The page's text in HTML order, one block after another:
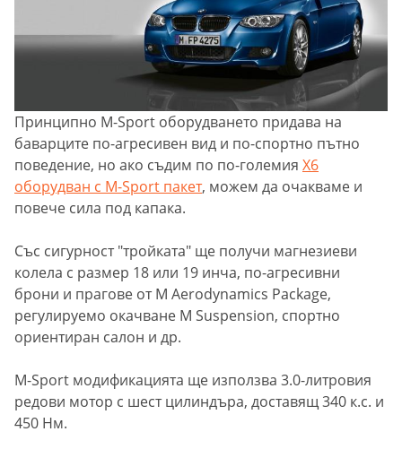
Принципно M-Sport оборудването придава на
баварците по-агресивен вид и по-спортно пътно
поведение, но ако съдим по по-големия X6
оборудван с M-Sport пакет, можем да очакваме и
повече сила под капака.
Със сигурност "тройката" ще получи магнезиеви
колела с размер 18 или 19 инча, по-агресивни
брони и прагове от M Aerodynamics Package,
регулируемо окачване M Suspension, спортно
ориентиран салон и др.
M-Sport модификацията ще използва 3.0-литровия
редови мотор с шест цилиндъра, доставящ 340 к.с. и
450 Нм.